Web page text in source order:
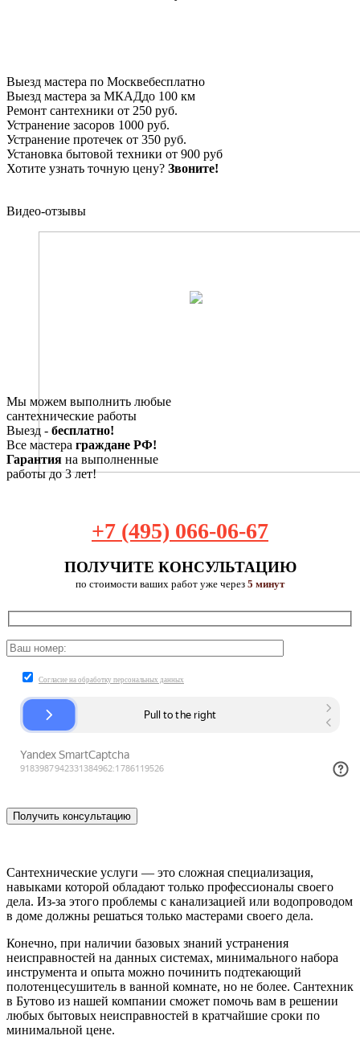
Выезд мастера по Москвебесплатно
Выезд мастера за МКАДдо 100 км
Ремонт сантехники от 250 руб.
Устранение засоров 1000 руб.
Устранение протечек от 350 руб.
Установка бытовой техники от 900 руб
Хотите узнать точную цену? Звоните!
Видео-отзывы
Мы можем выполнить любые
сантехнические работы
Выезд - бесплатно!
Все мастера граждане РФ!
Гарантия на выполненные
работы до 3 лет!
+7 (495) 066-06-67
ПОЛУЧИТЕ КОНСУЛЬТАЦИЮ
по стоимости ваших работ уже через 5 минут
Согласие на обработку персональных данных
Сантехнические услуги — это сложная специализация,
навыками которой обладают только профессионалы своего
дела. Из-за этого проблемы с канализацией или водопроводом
в доме должны решаться только мастерами своего дела.
Конечно, при наличии базовых знаний устранения
неисправностей на данных системах, минимального набора
инструмента и опыта можно починить подтекающий
полотенцесушитель в ванной комнате, но не более. Сантехник
в Бутово из нашей компании сможет помочь вам в решении
любых бытовых неисправностей в кратчайшие сроки по
минимальной цене.